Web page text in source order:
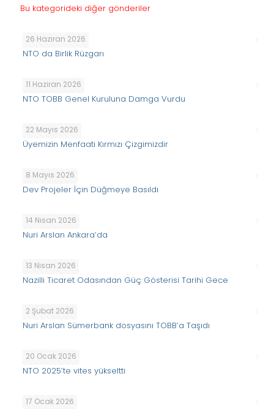
Bu kategorideki diğer gönderiler
26 Haziran 2026
NTO da Birlik Rüzgarı
11 Haziran 2026
NTO TOBB Genel Kuruluna Damga Vurdu
22 Mayıs 2026
Üyemizin Menfaati Kırmızı Çizgimizdir
8 Mayıs 2026
Dev Projeler İçin Düğmeye Basıldı
14 Nisan 2026
Nuri Arslan Ankara’da
13 Nisan 2026
Nazilli Ticaret Odasından Güç Gösterisi Tarihi Gece
2 Şubat 2026
Nuri Arslan Sümerbank dosyasını TOBB’a Taşıdı
20 Ocak 2026
NTO 2025’te vites yükseltti
17 Ocak 2026